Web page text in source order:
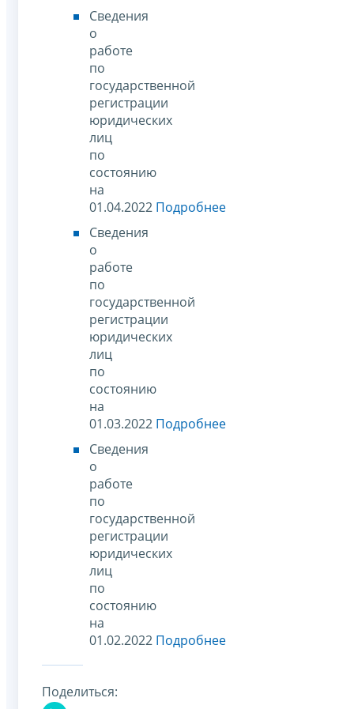
Сведения
о
работе
по
государственной
регистрации
юридических
лиц
по
состоянию
на
01.04.2022 Подробнее
Сведения
о
работе
по
государственной
регистрации
юридических
лиц
по
состоянию
на
01.03.2022 Подробнее
Сведения
о
работе
по
государственной
регистрации
юридических
лиц
по
состоянию
на
01.02.2022 Подробнее
Поделиться: